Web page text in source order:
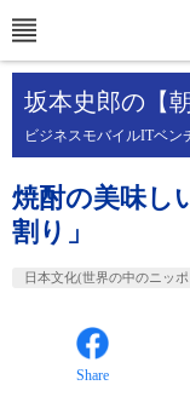
坂本史郎の【
ビジネスモバイルITベ
焼酎の美味し
割り」
日本文化(世界の中のニッ
Share